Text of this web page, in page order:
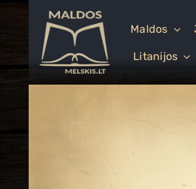
content
Maldos
Litanijos